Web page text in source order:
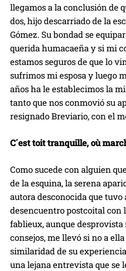
llegamos a la conclusión de
dos, hijo descarriado de la
Gómez. Su bondad se
querida humacaeña y si mi
estamos seguros de que lo
sufrimos mi esposa y luego
años ha le establecimos la
tanto que nos conmovió su
resignado Breviario, con el
C´est toit tranquille, où
Como sucede con alguien
de la esquina, la serena
autora desconocida que
desencuentro postcoital con
fablieux, aunque desprovista
consejos, me llevó si no a
similaridad de su
una lejana entrevista que se